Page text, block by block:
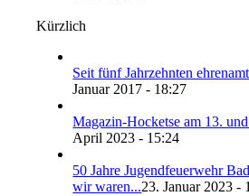
Kürzlich
Seit fünf Jahrzehnten
Januar 2017 - 18:27
Magazin-Hocketse am 13.
April 2023 - 15:24
50 Jahre Jugendfeuerwehr
wir waren...23. Januar 2023 -